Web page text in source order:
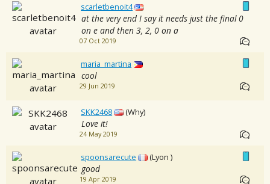
scarletbenoit4
at the very end I say it needs just the final 0
on e and then 3, 2, 0 on a
07 Oct 2019
maria_martina
cool
29 Jun 2019
SKK2468 (Why)
Love it!
24 May 2019
spoonsarecute (Lyon )
good
19 Apr 2019